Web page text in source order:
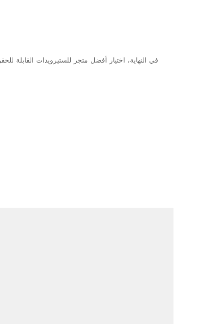
في النهاية، اختيار أفضل متجر للستيرويدات القابلة